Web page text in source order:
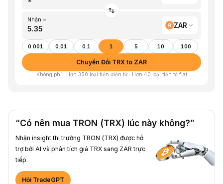
Nhận ~
ZAR
0.001 0.01 0.1 1 5 10 100
Chuyển Đổi TRX to ZAR
Không phí · Hơn 350 loại tiền điện tử · Hơn 40 loại tiền tệ fiat
“Có nên mua TRON (TRX) lúc này không?”
Nhận insight thị trường TRON (TRX) được hỗ
trợ bởi AI và phân tích giá TRX sang ZAR trực
tiếp.
Hỏi TradeGPT